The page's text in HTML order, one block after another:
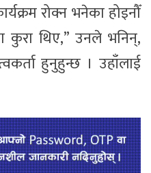
रोक्न भनेका होइनौँ
कुरा थिए,” उनले भनिन्,
हुनुहुन्छ । उहाँलाई